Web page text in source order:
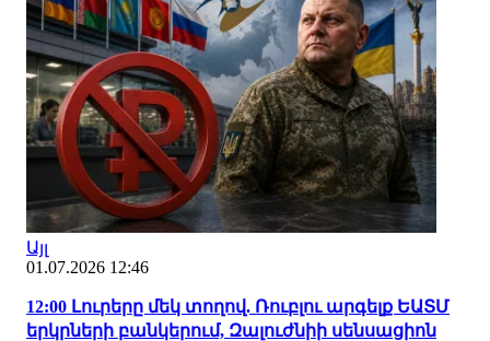
Այլ
01.07.2026 12:46
12:00 Լուրերը մեկ տողով. Ռուբլու արգելք ԵԱՏՄ
երկրների բանկերում, Զալուժնիի սենսացիոն